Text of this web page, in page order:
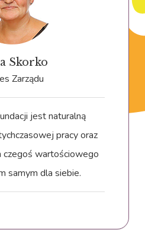
Skorko
Zarządu
jest naturalną
pracy oraz
czegoś wartościowego
samym dla siebie.